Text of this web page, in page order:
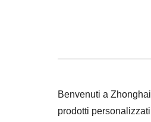
Benvenuti a
prodotti